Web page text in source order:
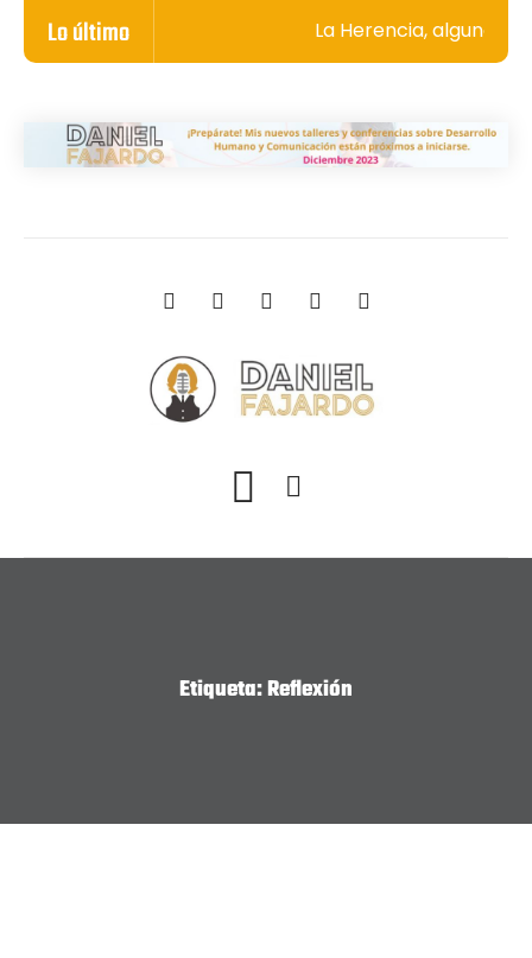
Lo último La Herencia, algunos
Etiqueta:Reflexión